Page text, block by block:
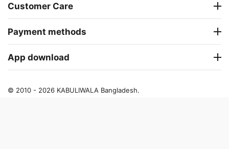
Customer Care
Payment methods
App download
© 2010 - 2026 KABULIWALA Bangladesh.